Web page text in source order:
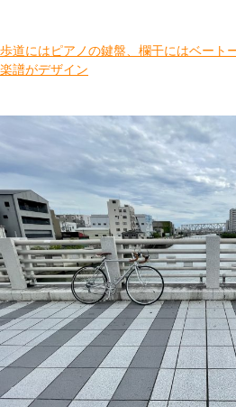
歩道にはピアノの鍵盤、欄干にはベート
楽譜がデザイン